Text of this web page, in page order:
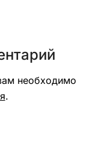
необходимо
.